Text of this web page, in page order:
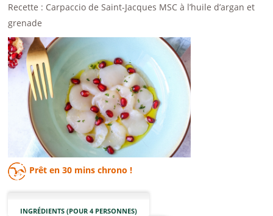
Recette : Carpaccio de Saint-Jacques MSC à l’huile d’argan et
grenade
Prêt en30 mins chrono !
INGRÉDIENTS (POUR 4 PERSONNES)